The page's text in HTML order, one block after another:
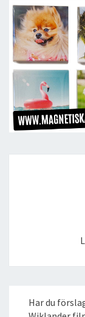
Har du